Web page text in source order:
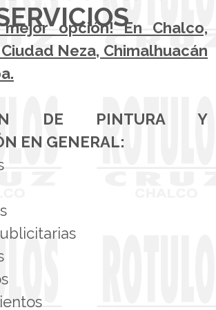
mejor opción! En Chalco,
Neza, Chimalhuacán
DE PINTURA Y
EN GENERAL: